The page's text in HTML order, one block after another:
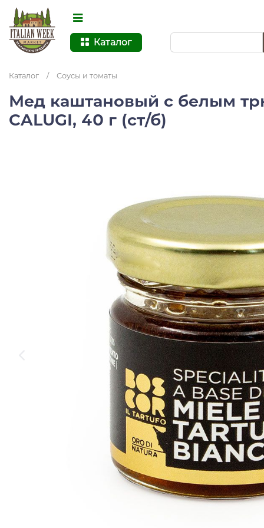
Каталог
Каталог / Соусы и томаты
Мед каштановый с белым
CALUGI, 40 г (ст/б)